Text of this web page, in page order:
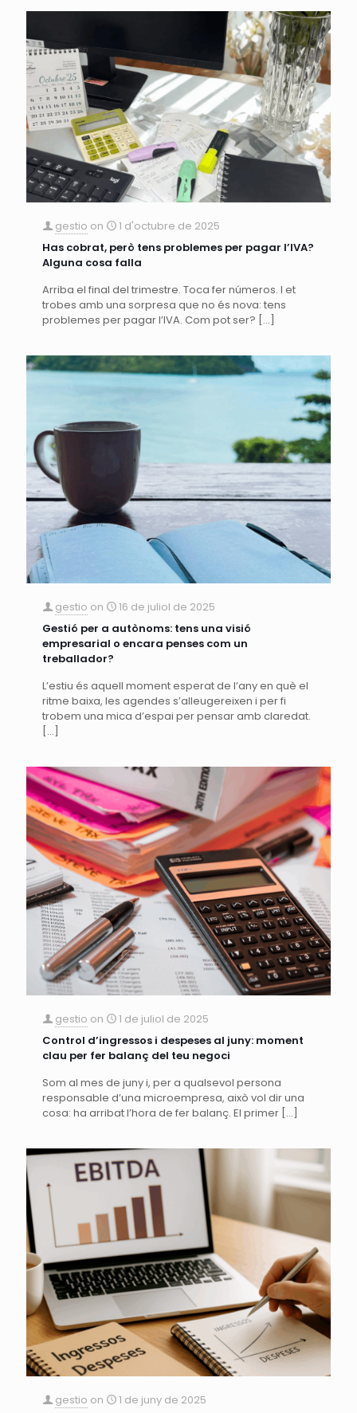
gestio on
1 d'octubre de 2025
Has cobrat, però tens problemes per pagar l’IVA?
Alguna cosa falla
Arriba el final del trimestre. Toca fer números. I et
trobes amb una sorpresa que no és nova: tens
problemes per pagar l’IVA. Com pot ser? […]
gestio on
16 de juliol de 2025
Gestió per a autònoms: tens una visió
empresarial o encara penses com un
treballador?
L’estiu és aquell moment esperat de l’any en què el
ritme baixa, les agendes s’alleugereixen i per fi
trobem una mica d’espai per pensar amb claredat.
[…]
gestio on
1 de juliol de 2025
Control d’ingressos i despeses al juny: moment
clau per fer balanç del teu negoci
Som al mes de juny i, per a qualsevol persona
responsable d’una microempresa, això vol dir una
cosa: ha arribat l’hora de fer balanç. El primer […]
gestio on
1 de juny de 2025